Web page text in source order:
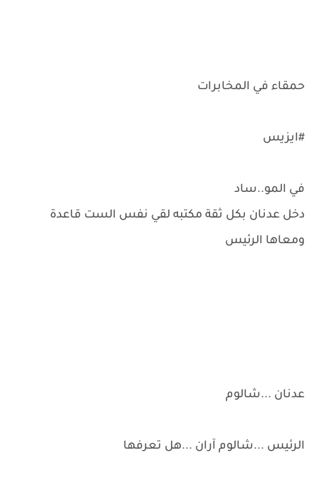
حمقاء في المخابرات
#ايزيس
في المو..ساد
دخل عدنان بكل ثقة مكتبه لقي نفس الست قاعدة
ومعاها الرئيس
عدنان ...شالوم
الرئيس ...شالوم آران ...هل تعرفها